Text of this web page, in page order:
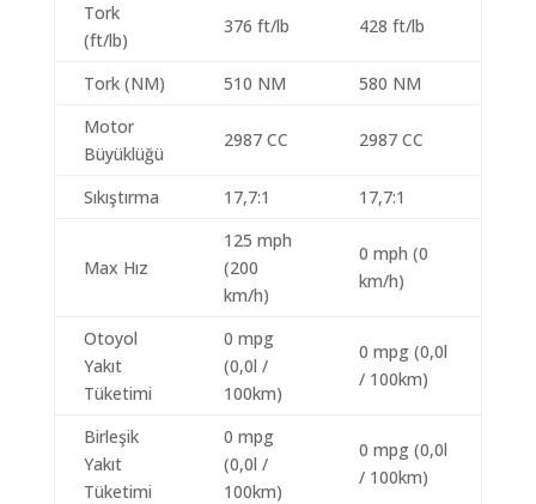
Tork
(ft/lb)
376 ft/lb 428 ft/lb
Tork (NM) 510 NM
580 NM
Motor
Büyüklüğü
2987 CC 2987 CC
Sıkıştırma 17,7:1 17,7:1
Max Hız
125 mph
(200
km/h)
0 mph (0
km/h)
Otoyol
Yakıt
Tüketimi
0 mpg
(0,0l /
100km)
0 mpg (0,0l
/ 100km)
Birleşik
Yakıt
Tüketimi
0 mpg
(0,0l /
100km)
0 mpg (0,0l
/ 100km)